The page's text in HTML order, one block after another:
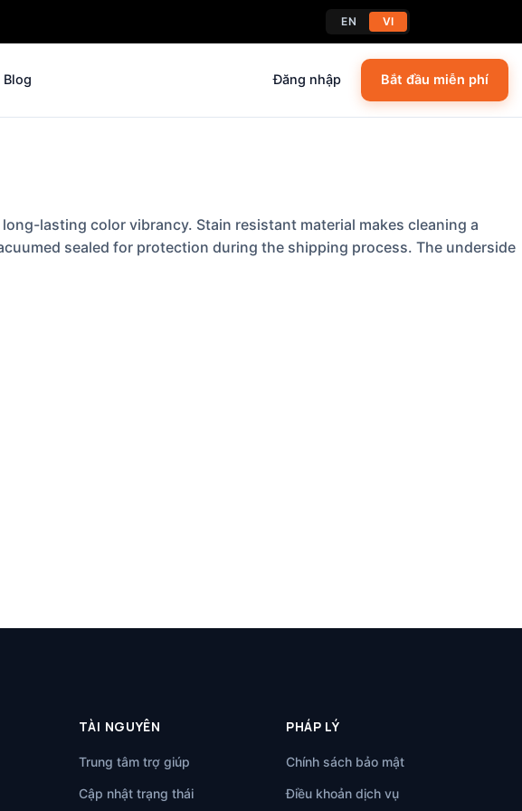
EN VI
Blog Đăng nhập Bắt đầu miễn phí
lasting color vibrancy. Stain resistant material makes cleaning a
sealed for protection during the shipping process. The underside
TÀI NGUYÊN
Trung tâm trợ giúp
Cập nhật trạng thái
PHÁP LÝ
Chính sách bảo mật
Điều khoản dịch vụ